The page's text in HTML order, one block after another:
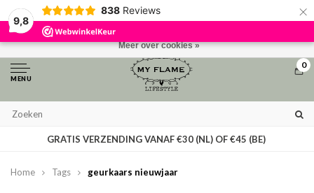
9,8
838 Reviews ×
MENU
0
GRATIS VERZENDING VANAF €30 (NL) OF €45 (BE)
Home Tags geurkaars nieuwjaar
Door het gebruiken van onze website, ga je akkoord met het gebruik van
cookies om onze website te verbeteren.
Meer over cookies »